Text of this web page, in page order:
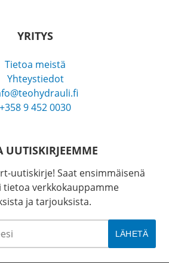
YRITYS
Tietoa meistä
Yhteystiedot
+358 9 452 0030
UUTISKIRJEEMME
uutiskirje! Saat ensimmäisenä
tietoa verkkokauppamme
ja tarjouksista.